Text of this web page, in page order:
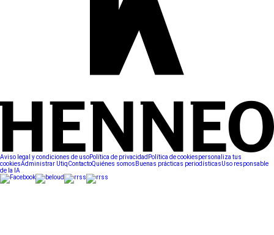
Aviso legal y condiciones de usoPolítica de privacidad Política de cookiespersonaliza tus
cookiesAdministrar UtiqContactoQuiénes somos Buenas prácticas periodísticasUso responsable
de la IA